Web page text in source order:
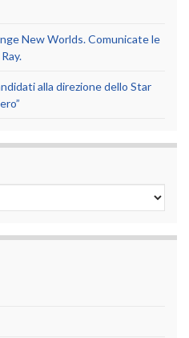
New Worlds. Comunicate le
alla direzione dello Star